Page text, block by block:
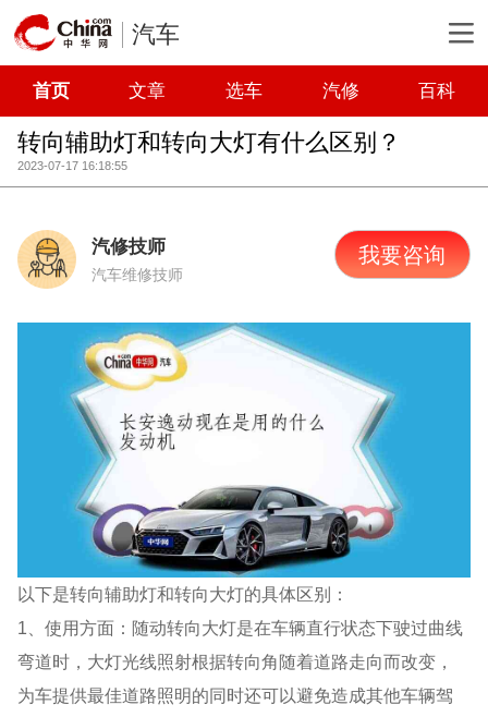
汽车
首页 文章 选车 汽修 百科
转向辅助灯和转向大灯有什么区别？
2023-07-17 16:18:55
汽修技师
汽车维修技师
我要咨询
以下是转向辅助灯和转向大灯的具体区别：
1、使用方面：随动转向大灯是在车辆直行状态下驶过曲线
弯道时，大灯光线照射根据转向角随着道路走向而改变，
为车提供最佳道路照明的同时还可以避免造成其他车辆驾